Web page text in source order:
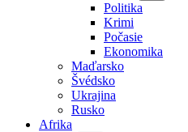
Politika
Krimi
Počasie
Ekonomika
Maďarsko
Švédsko
Ukrajina
Rusko
Afrika